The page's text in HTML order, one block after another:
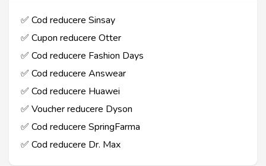
✅ Cod reducere Sinsay
✅ Cupon reducere Otter
✅ Cod reducere Fashion Days
✅ Cod reducere Answear
✅ Cod reducere Huawei
✅ Voucher reducere Dyson
✅ Cod reducere SpringFarma
✅ Cod reducere Dr. Max